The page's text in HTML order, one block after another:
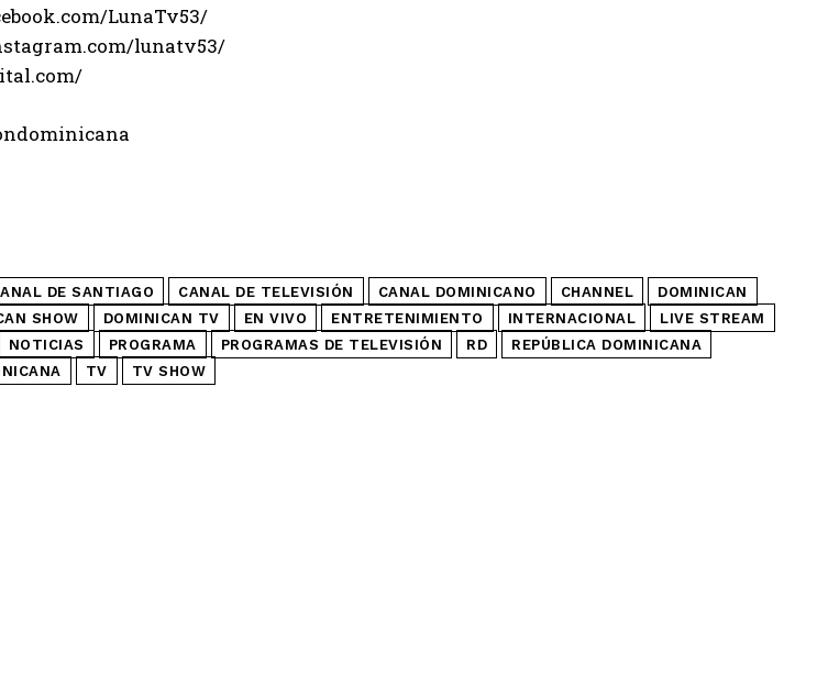
LunaTv53/
lunatv53/
DE SANTIAGO CANAL DE TELEVISIÓN CANAL DOMINICANO CHANNEL
DOMINICAN
SHOW DOMINICAN TV EN VIVO ENTRETENIMIENTO INTERNACIONAL
LIVE STREAM
NOTICIAS PROGRAMA PROGRAMAS DE TELEVISIÓN RD
REPÚBLICA DOMINICANA
TV TV SHOW